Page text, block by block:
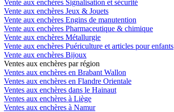
Vente aux enchères Signalisation et sécurité
Vente aux enchères Jeux & Jouets
Vente aux enchères Engins de manutention
Vente aux enchères Pharmaceutique & chimique
Vente aux enchères Métallurgie
Vente aux enchères Puériculture et articles pour enfants
Vente aux enchères Bijoux
Ventes aux enchères par région
Ventes aux enchères en Brabant Wallon
Ventes aux enchères en Flandre Orientale
Ventes aux enchères dans le Hainaut
Ventes aux enchères à Liège
Ventes aux enchères à Namur